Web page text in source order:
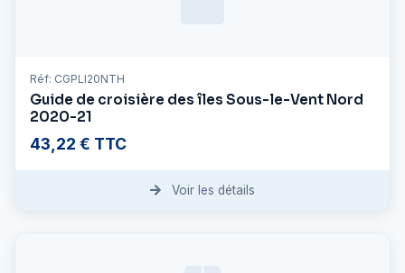
Réf: CGPLI20NTH
Guide de croisière des îles Sous-le-Vent Nord
2020-21
43,22 € TTC
Voir les détails